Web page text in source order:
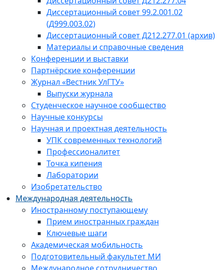
Диссертационный совет 99.2.001.02
(Д999.003.02)
Диссертационный совет Д212.277.01 (архив)
Материалы и справочные сведения
Конференции и выставки
Партнёрские конференции
Журнал «Вестник УлГТУ»
Выпуски журнала
Студенческое научное сообщество
Научные конкурсы
Научная и проектная деятельность
УПК современных технологий
Профессионалитет
Точка кипения
Лаборатории
Изобретательство
Международная деятельность
Иностранному поступающему
Прием иностранных граждан
Ключевые шаги
Академическая мобильность
Подготовительный факультет МИ